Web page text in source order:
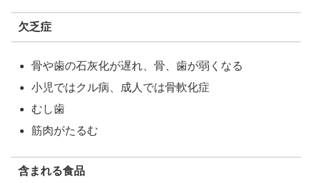
欠乏症
骨や歯の石灰化が遅れ、骨、歯が弱くなる
小児ではクル病、成人では骨軟化症
むし歯
筋肉がたるむ
含まれる食品